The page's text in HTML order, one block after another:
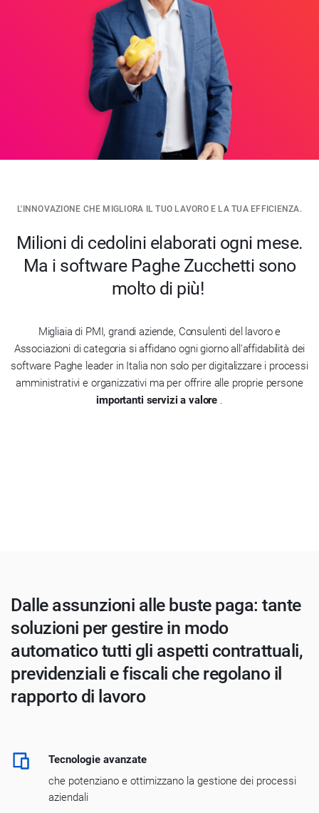
L'INNOVAZIONE CHE MIGLIORA IL TUO LAVORO E LA TUA EFFICIENZA.
Milioni di cedolini elaborati ogni mese.
Ma i software Paghe Zucchetti sono
molto di più!
Migliaia di PMI, grandi aziende, Consulenti del lavoro e
Associazioni di categoria si affidano ogni giorno all'affidabilità dei
software Paghe leader in Italia non solo per digitalizzare i processi
amministrativi e organizzativi ma per offrire alle proprie persone
importanti servizi a valore .
Dalle assunzioni alle buste paga: tante
soluzioni per gestire in modo
automatico tutti gli aspetti contrattuali,
previdenziali e fiscali che regolano il
rapporto di lavoro
Tecnologie avanzate
che potenziano e ottimizzano la gestione dei processi
aziendali